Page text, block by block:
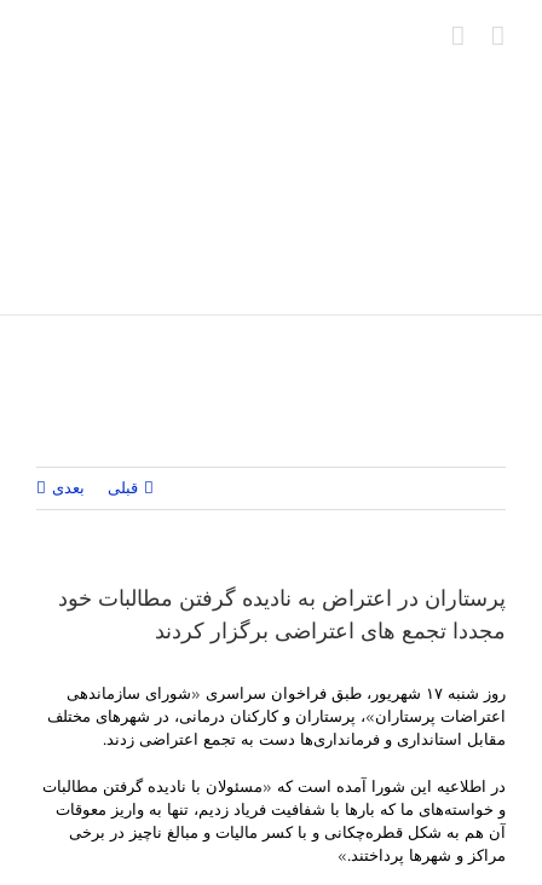
قبلی بعدی
پرستاران در اعتراض به نادیده گرفتن مطالبات خود
مجددا تجمع های اعتراضی برگزار کردند
روز شنبه ۱۷ شهریور، طبق فراخوان سراسری «شورای سازماندهی
اعتراضات پرستاران»، پرستاران و کارکنان درمانی، در شهرهای مختلف
مقابل استانداری و فرمانداری‌ها دست به تجمع اعتراضی زدند.
در اطلاعیه این شورا آمده است که «مسئولان با نادیده گرفتن مطالبات
و خواسته‌های ما که بارها با شفافیت فریاد زدیم، تنها به واریز معوقات
آن هم به شکل قطره‌چکانی و با کسر مالیات و مبالغ ناچیز در برخی
مراکز و شهر‌ها پرداختند.»